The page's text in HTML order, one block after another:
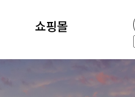
쇼핑몰